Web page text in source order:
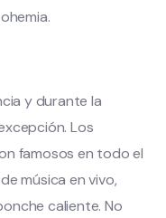
y durante la
Los
famosos en todo el
música en vivo,
caliente. No